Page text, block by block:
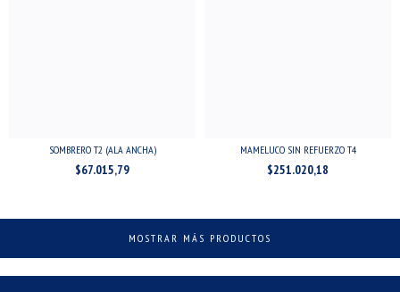
SOMBRERO T2 (ALA ANCHA)
$67.015,79
MAMELUCO SIN REFUERZO T4
$251.020,18
MOSTRAR MÁS PRODUCTOS